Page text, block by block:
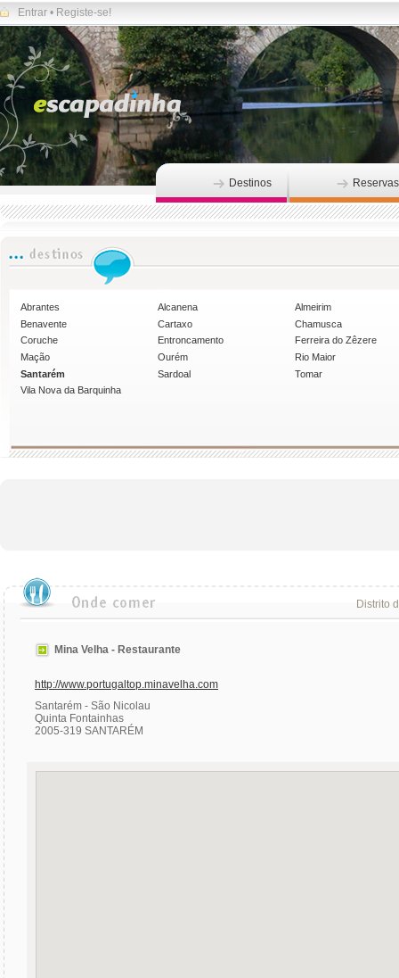
Entrar • Registe-se!
Destinos Reservas
Abrantes Alcanena
Almeirim
Benavente
Cartaxo
Chamusca
Coruche
Entroncamento
Ferreira do Zêzere
Mação
Ourém
Rio Maior
Santarém
Sardoal
Tomar
Vila Nova da Barquinha
Distrito
Mina Velha - Restaurante
http://www.portugaltop.minavelha.com
Santarém - São Nicolau
Quinta Fontainhas
2005-319 SANTARÉM